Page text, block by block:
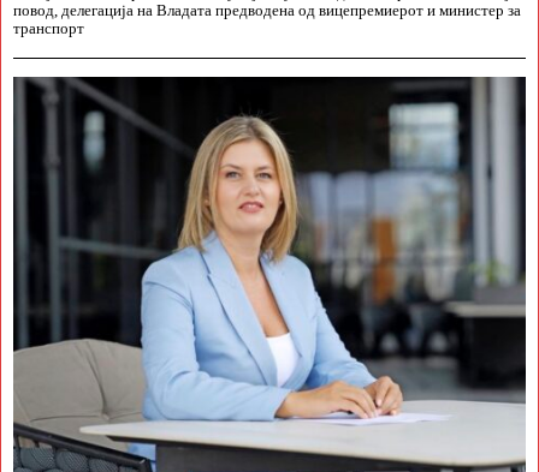
повод, делегација на Владата предводена од вицепремиерот и министер за
транспорт